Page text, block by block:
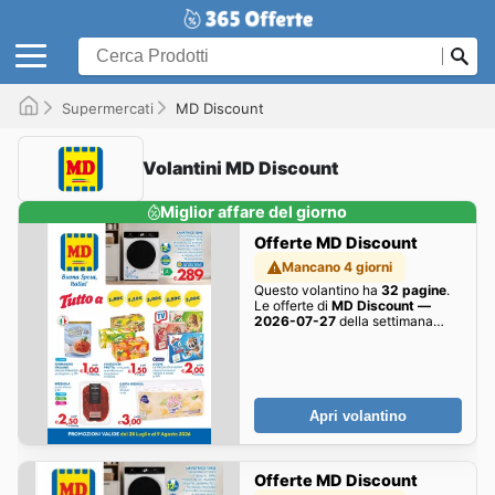
Supermercati MD Discount
Volantini MD Discount
Miglior affare del giorno
Offerte MD Discount
Mancano 4 giorni
Questo volantino ha 32 pagine.
Le offerte di MD Discount —
2026-07-27della settimana
Apri volantino
Offerte MD Discount